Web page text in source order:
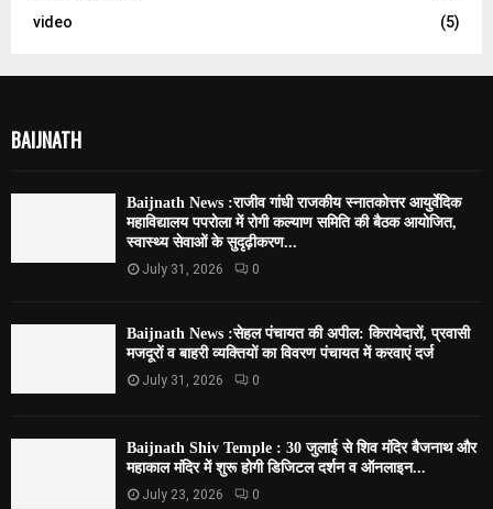
video
(5)
BAIJNATH
Baijnath News :राजीव गांधी राजकीय स्नातकोत्तर आयुर्वेदिक
महाविद्यालय पपरोला में रोगी कल्याण समिति की बैठक आयोजित,
स्वास्थ्य सेवाओं के सुदृढ़ीकरण...
July 31, 2026 0
Baijnath News :सेहल पंचायत की अपील: किरायेदारों, प्रवासी
मजदूरों व बाहरी व्यक्तियों का विवरण पंचायत में करवाएं दर्ज
July 31, 2026 0
Baijnath Shiv Temple : 30 जुलाई से शिव मंदिर बैजनाथ और
महाकाल मंदिर में शुरू होगी डिजिटल दर्शन व ऑनलाइन...
July 23, 2026 0